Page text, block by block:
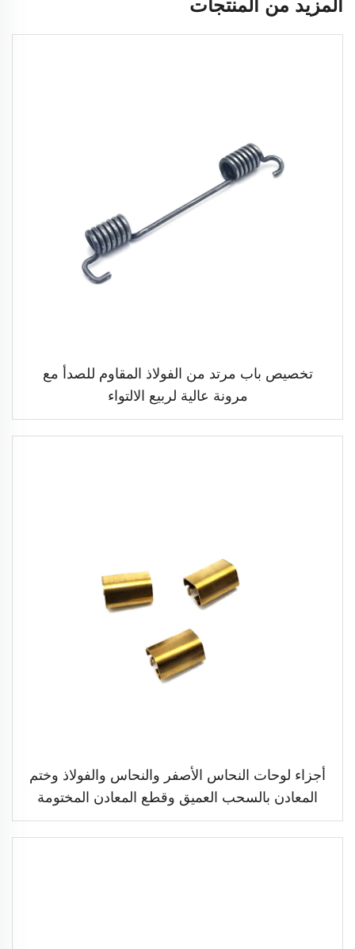
المزيد من المنتجات
تخصيص باب مرتد من الفولاذ المقاوم للصدأ مع
مرونة عالية لربيع الالتواء
أجزاء لوحات النحاس الأصفر والنحاس والفولاذ وختم
المعادن بالسحب العميق وقطع المعادن المختومة